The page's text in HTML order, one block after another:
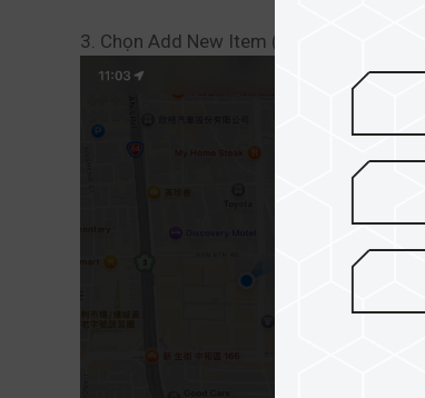
3. Chọn Add New Item (Thêm thiết bị mới).